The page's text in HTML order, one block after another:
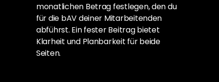
monatlichen Betrag festlegen, den du
für die bAV deiner Mitarbeitenden
abführst. Ein fester Beitrag bietet
Klarheit und Planbarkeit für beide
Seiten.